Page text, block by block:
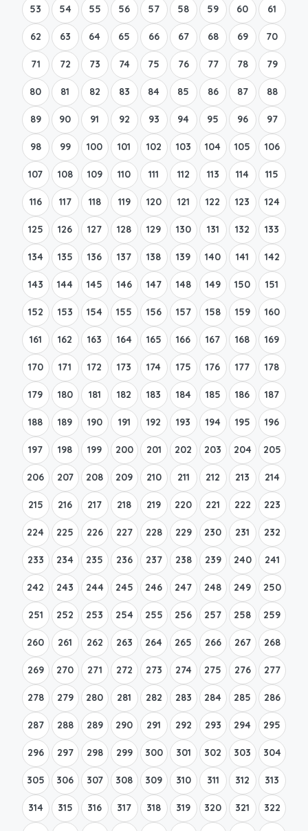
53 54 55 56 57 58 59 60 61
62 63 64 65 66 67 68 69 70
71 72 73 74 75 76 77 78 79
80 81 82 83 84 85 86 87 88
89 90 91 92 93 94 95 96 97
98 99 100 101 102 103 104 105 106
107 108 109 110 111 112 113 114 115
116 117 118 119 120 121 122 123 124
125 126 127 128 129 130 131 132 133
134 135 136 137 138 139 140 141 142
143 144 145 146 147 148 149 150 151
152 153 154 155 156 157 158 159 160
161 162 163 164 165 166 167 168 169
170 171 172 173 174 175 176 177 178
179 180 181 182 183 184 185 186 187
188 189 190 191 192 193 194 195 196
197 198 199 200 201 202 203 204 205
206 207 208 209 210 211 212 213 214
215 216 217 218 219 220 221 222 223
224 225 226 227 228 229 230 231 232
233 234 235 236 237 238 239 240 241
242 243 244 245 246 247 248 249 250
251 252 253 254 255 256 257 258 259
260 261 262 263 264 265 266 267 268
269 270 271 272 273 274 275 276 277
278 279 280 281 282 283 284 285 286
287 288 289 290 291 292 293 294 295
296 297 298 299 300 301 302 303 304
305 306 307 308 309 310 311 312 313
314 315 316 317 318 319 320 321 322